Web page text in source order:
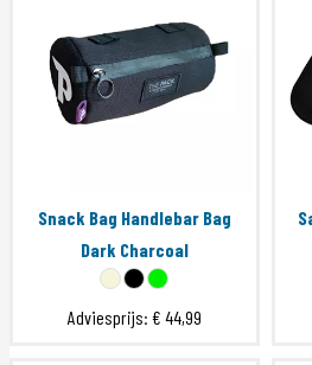
Snack Bag Handlebar Bag
Dark Charcoal
Adviesprijs: € 44,99